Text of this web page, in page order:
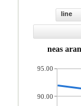
line
n de l neas
95.00
90.00